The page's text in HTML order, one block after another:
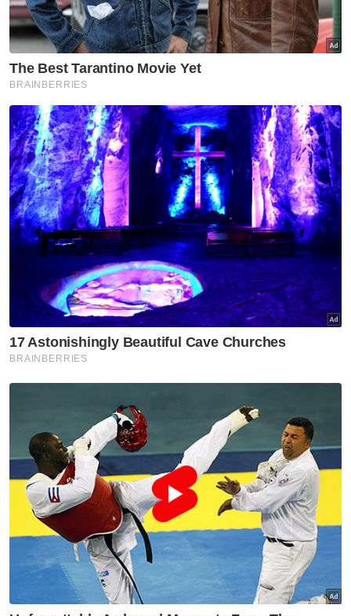
Artikel Disyorkan
Sukan
Owen sangsi ketajaman Sesko
Sukan
Buang rasa gentar bertemu
Vietnam
Sukan
Hakim Danish terjatuh,
terpaksa akhiri GP Britain lebih
awal
JDT, Chelsea sama kuat